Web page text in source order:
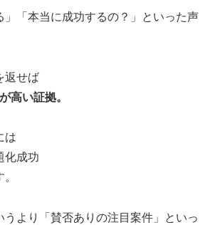
」「本当に成功するの？」といった声
返せば
高い証拠。
は
化成功
うより「賛否ありの注目案件」といっ